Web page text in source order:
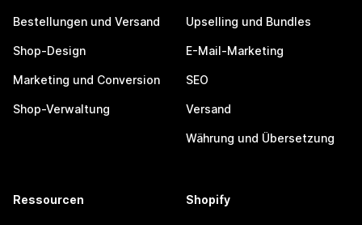
Bestellungen und Versand
Shop-Design
Marketing und Conversion
Shop-Verwaltung
Upselling und Bundles
E-Mail-Marketing
SEO
Versand
Währung und Übersetzung
Ressourcen Shopify